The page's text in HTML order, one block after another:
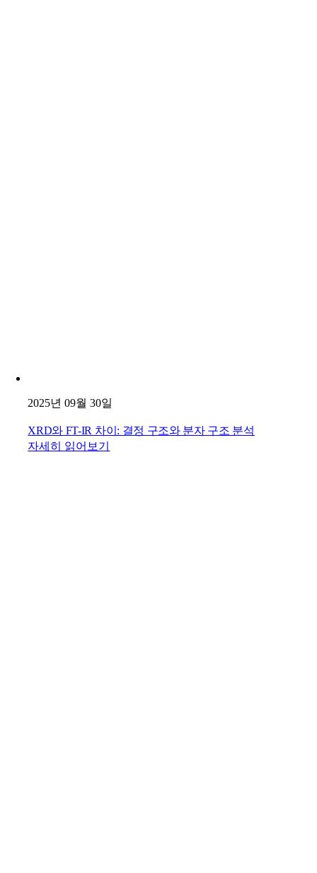
2025년 09월 30일
XRD와 FT-IR 차이: 결정 구조와 분자 구조 분석
자세히 읽어보기